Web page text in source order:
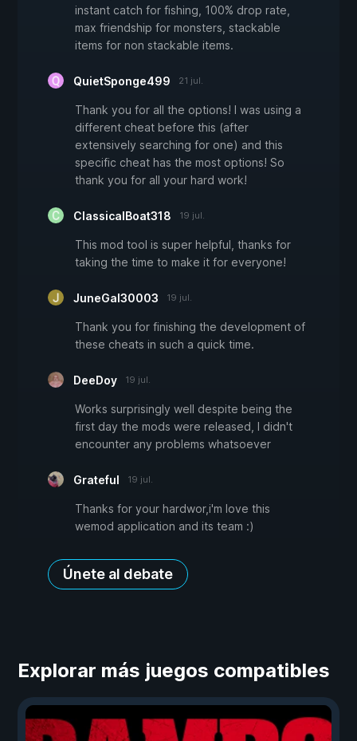
instant catch for fishing, 100% drop rate,
max friendship for monsters, stackable
items for non stackable items.
QuietSponge499 21 jul.
Thank you for all the options! I was using a
different cheat before this (after
extensively searching for one) and this
specific cheat has the most options! So
thank you for all your hard work!
ClassicalBoat318 19 jul.
This mod tool is super helpful, thanks for
taking the time to make it for everyone!
JuneGal30003 19 jul.
Thank you for finishing the development of
these cheats in such a quick time.
DeeDoy 19 jul.
Works surprisingly well despite being the
first day the mods were released, I didn't
encounter any problems whatsoever
Grateful 19 jul.
Thanks for your hardwor,i'm love this
wemod application and its team :)
Únete al debate
Explorar más juegos compatibles